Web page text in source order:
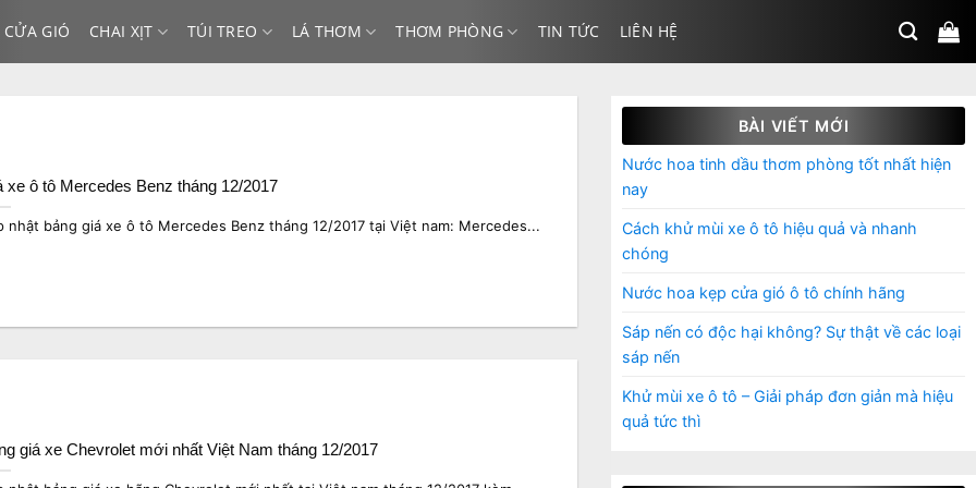
CỬA GIÓ CHAI XỊT TÚI TREO LÁ THƠM THƠM PHÒNG TIN TỨC LIÊN HỆ
xe ô tô Mercedes Benz tháng 12/2017
nhật bảng giá xe ô tô Mercedes Benz tháng 12/2017 tại Việt nam: Mercedes...
giá xe Chevrolet mới nhất Việt Nam tháng 12/2017
BÀI VIẾT MỚI
Nước hoa tinh dầu thơm phòng tốt nhất hiện
nay
Cách khử mùi xe ô tô hiệu quả và nhanh
chóng
Nước hoa kẹp cửa gió ô tô chính hãng
Sáp nến có độc hại không? Sự thật về các loại
sáp nến
Khử mùi xe ô tô – Giải pháp đơn giản mà hiệu
quả tức thì